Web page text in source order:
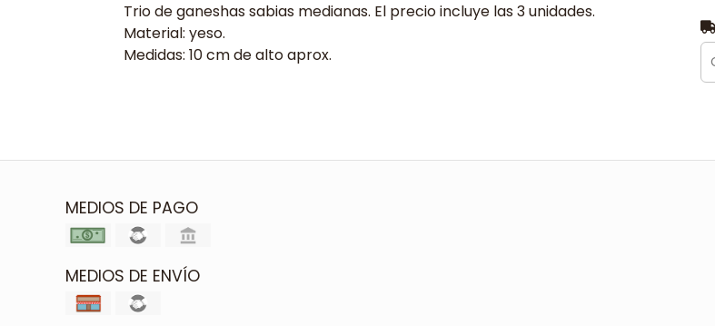
Trio de ganeshas sabias medianas. El precio incluye las 3 unidades.
Material: yeso.
Medidas: 10 cm de alto aprox.
MEDIOS DE PAGO
MEDIOS DE ENVÍO